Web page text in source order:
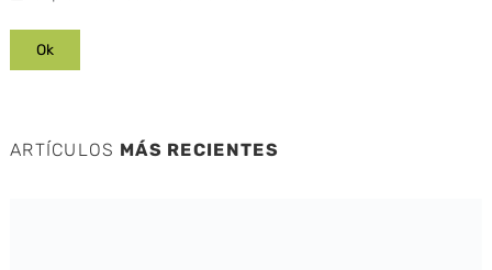
ARTÍCULOS MÁS RECIENTES